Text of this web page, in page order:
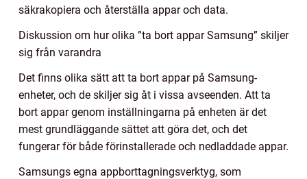
säkrakopiera och återställa appar och data.
Diskussion om hur olika ”ta bort appar Samsung” skiljer
sig från varandra
Det finns olika sätt att ta bort appar på Samsung-
enheter, och de skiljer sig åt i vissa avseenden. Att ta
bort appar genom inställningarna på enheten är det
mest grundläggande sättet att göra det, och det
fungerar för både förinstallerade och nedladdade appar.
Samsungs egna appborttagningsverktyg, som